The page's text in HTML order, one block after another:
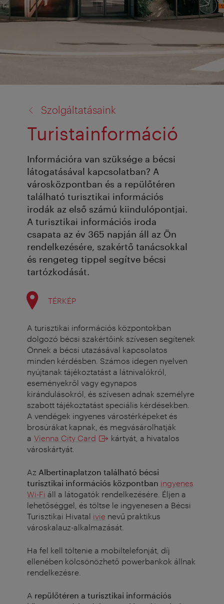
Szolgáltatásaink
Turistainformáció
Információra van szüksége a bécsi
látogatásával kapcsolatban? A
városközpontban és a repülőtéren
található turisztikai információs
irodák az első számú kiindulópontjai.
A turisztikai információs iroda
csapata az év 365 napján áll az Ön
rendelkezésére, szakértő tanácsokkal
és rengeteg tippel segítve bécsi
tartózkodását.
TÉRKÉP
A turisztikai információs központokban
dolgozó bécsi szakértőink szívesen segítenek
Önnek a bécsi utazásával kapcsolatos
minden kérdésben. Számos idegen nyelven
nyújtanak tájékoztatást a látnivalókról,
eseményekről vagy egynapos
kirándulásokról, és szívesen adnak személyre
szabott tájékoztatást speciális kérdésekben.
A vendégek ingyenes várostérképeket és
brosúrákat kapnak, és megvásárolhatják
a Vienna City Card
kártyát, a hivatalos
városkártyát.
Az Albertinaplatzon található bécsi
turisztikai információs központban ingyenes
Wi-Fi áll a látogatók rendelkezésére. Éljen a
lehetőséggel, és töltse le ingyenesen a Bécsi
Turisztikai Hivatal ivie nevű praktikus
városkalauz-alkalmazását.
Ha fel kell töltenie a mobiltelefonját, díj
ellenében kölcsönözhető powerbankok állnak
rendelkezésre.
A repülőtéren a turisztikai információs